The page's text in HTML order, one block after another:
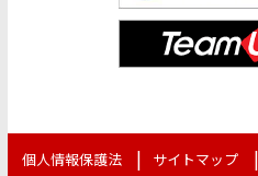
個人情報保護法 サイトマップ